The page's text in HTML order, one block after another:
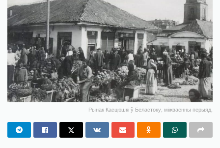
Рынак Касцюшкі ў Беластоку, міжваенны перыяд.